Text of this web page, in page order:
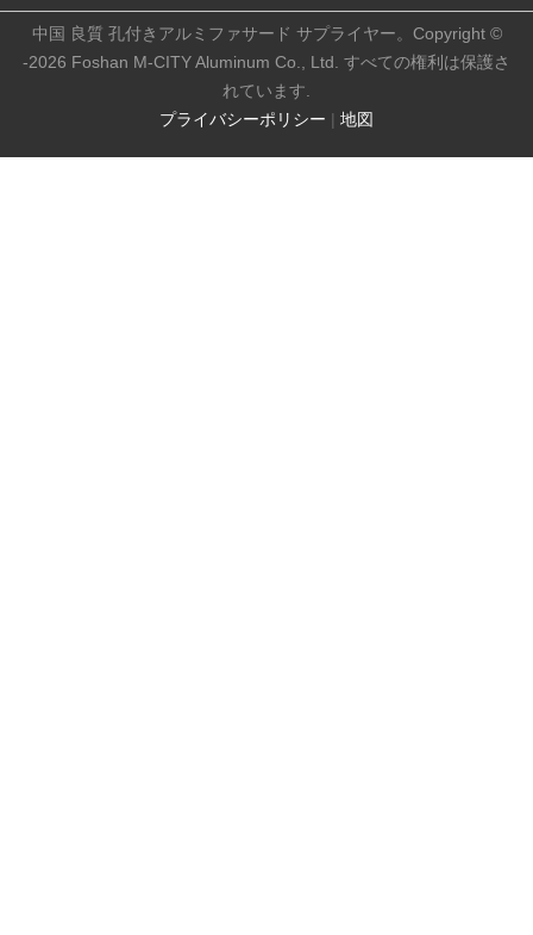
プライバシーポリシー | 地図
中国 良質 孔付きアルミファサード サプライヤー。Copyright ©
-2026 Foshan M-CITY Aluminum Co., Ltd. すべての権利は保護さ
れています.